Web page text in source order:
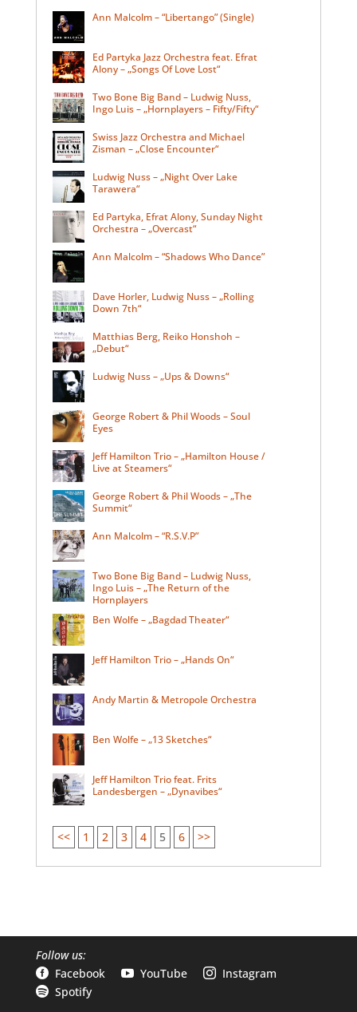
Ann Malcolm – “Libertango” (Single)
Ed Partyka Jazz Orchestra feat. Efrat
Alony – „Songs Of Love Lost“
Two Bone Big Band – Ludwig Nuss,
Ingo Luis – „Hornplayers – Fifty/Fifty“
Swiss Jazz Orchestra and Michael
Zisman – „Close Encounter“
Ludwig Nuss – „Night Over Lake
Tarawera“
Ed Partyka, Efrat Alony, Sunday Night
Orchestra – „Overcast“
Ann Malcolm – “Shadows Who Dance”
Dave Horler, Ludwig Nuss – „Rolling
Down 7th“
Matthias Berg, Reiko Honshoh –
„Debut“
Ludwig Nuss – „Ups & Downs“
George Robert & Phil Woods – Soul
Eyes
Jeff Hamilton Trio – „Hamilton House /
Live at Steamers“
George Robert & Phil Woods – „The
Summit“
Ann Malcolm – “R.S.V.P”
Two Bone Big Band – Ludwig Nuss,
Ingo Luis – „The Return of the
Hornplayers
Ben Wolfe – „Bagdad Theater“
Jeff Hamilton Trio – „Hands On“
Andy Martin & Metropole Orchestra
Ben Wolfe – „13 Sketches“
Jeff Hamilton Trio feat. Frits
Landesbergen – „Dynavibes“
<< 1 2 3 4 5 6 >>
Follow us:
 Facebook  YouTube  Instagram
 Spotify